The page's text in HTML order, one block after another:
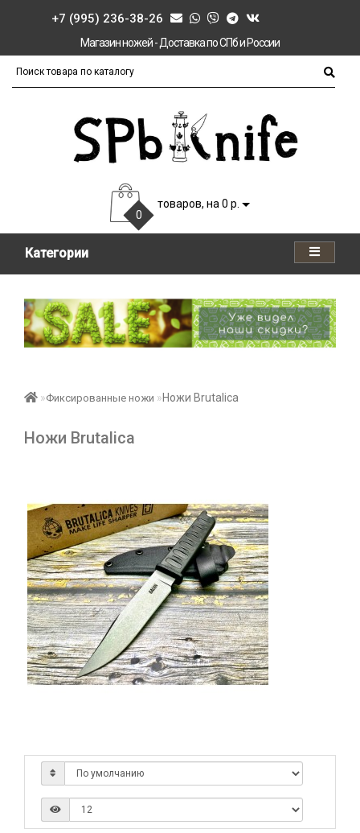
+7 (995) 236-38-26
Магазин ножей - Доставка по СПб и России
0
товаров, на 0 р.
Категории
Фиксированные ножи Ножи Brutalica
Ножи Brutalica